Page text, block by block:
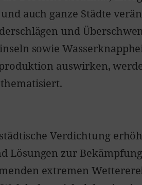
auch ganze Städte
und
sowie
auswirken,
Verdichtung
Lösungen zur
extremen